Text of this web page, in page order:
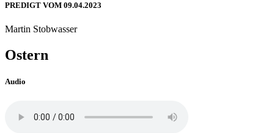
PREDIGT VOM 09.04.2023
Martin Stobwasser
Ostern
Audio